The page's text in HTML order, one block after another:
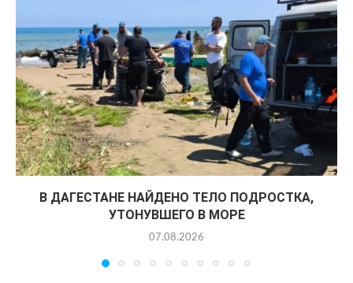
В ДАГЕСТАНЕ НАЙДЕНО ТЕЛО ПОДРОСТКА,
УТОНУВШЕГО В МОРЕ
07.08.2026